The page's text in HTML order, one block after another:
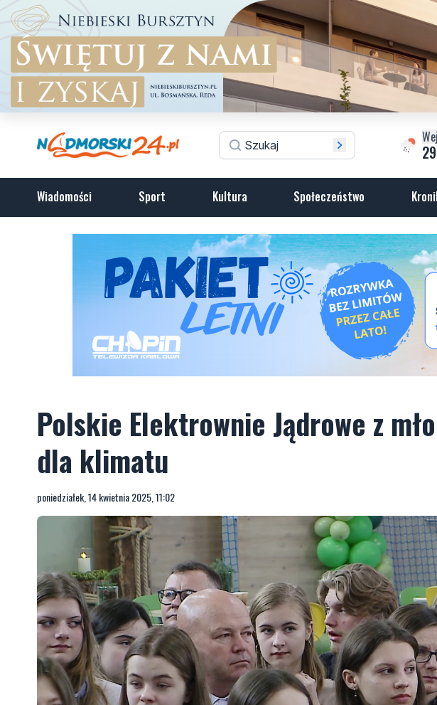
29
Wiadomości Sport Kultura Społeczeństwo
Polskie Elektrownie Jądrowe z
dla klimatu
poniedziałek, 14 kwietnia 2025, 11:02